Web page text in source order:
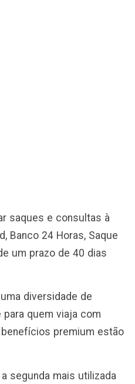
saques e consultas à
Banco 24 Horas, Saque
um prazo de 40 dias
diversidade de
quem viaja com
premium estão
segunda mais utilizada